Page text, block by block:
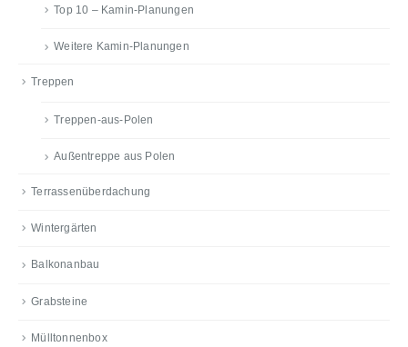
Top 10 – Kamin-Planungen
Weitere Kamin-Planungen
Treppen
Treppen-aus-Polen
Außentreppe aus Polen
Terrassenüberdachung
Wintergärten
Balkonanbau
Grabsteine
Mülltonnenbox